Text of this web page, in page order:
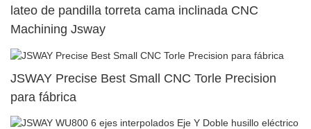
lateo de pandilla torreta cama inclinada CNC
Machining Jsway
JSWAY Precise Best Small CNC Torle Precision
para fábrica